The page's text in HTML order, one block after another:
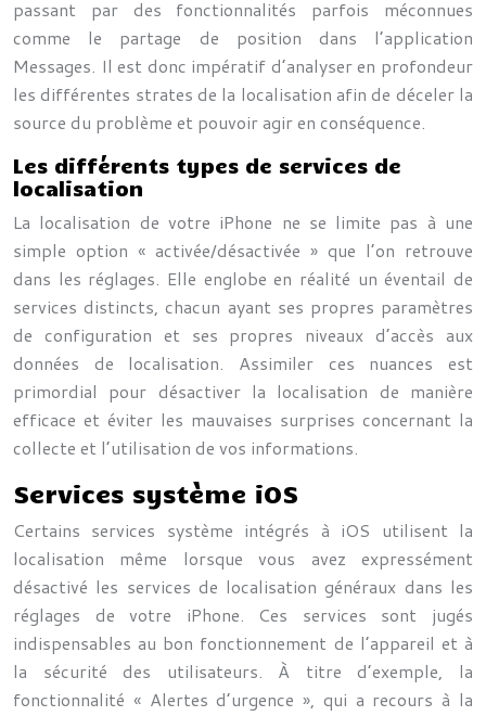
passant par des fonctionnalités parfois méconnues
comme le partage de position dans l’application
Messages. Il est donc impératif d’analyser en profondeur
les différentes strates de la localisation afin de déceler la
source du problème et pouvoir agir en conséquence.
Les différents types de services de
localisation
La localisation de votre iPhone ne se limite pas à une
simple option « activée/désactivée » que l’on retrouve
dans les réglages. Elle englobe en réalité un éventail de
services distincts, chacun ayant ses propres paramètres
de configuration et ses propres niveaux d’accès aux
données de localisation. Assimiler ces nuances est
primordial pour désactiver la localisation de manière
efficace et éviter les mauvaises surprises concernant la
collecte et l’utilisation de vos informations.
Services système iOS
Certains services système intégrés à iOS utilisent la
localisation même lorsque vous avez expressément
désactivé les services de localisation généraux dans les
réglages de votre iPhone. Ces services sont jugés
indispensables au bon fonctionnement de l’appareil et à
la sécurité des utilisateurs. À titre d’exemple, la
fonctionnalité « Alertes d’urgence », qui a recours à la